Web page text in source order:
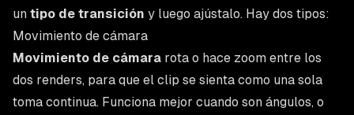
un tipo de transición y luego ajústalo. Hay dos tipos:
Movimiento de cámara
Movimiento de cámara rota o hace zoom entre los
dos renders, para que el clip se sienta como una sola
toma continua. Funciona mejor cuando son ángulos, o